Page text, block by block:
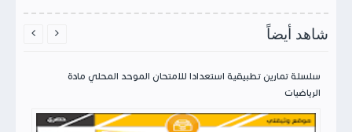
شاهد أيضاً
سلسلة تمارين تطبيقية استعدادا للامتحان الموحد المحلي مادة
الرياضيات
 